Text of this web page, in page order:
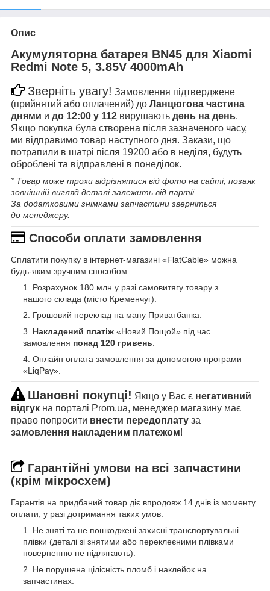
Опис
Акумуляторна батарея BN45 для Xiaomi
Redmi Note 5, 3.85V 4000mAh
Зверніть увагу! Замовлення підтверджене
(прийнятий або оплачений) до Ланцюгова частина
днями и до 12:00 у 112 вирушають день на день.
Якщо покупка була створена після зазначеного часу,
ми відправимо товар наступного дня. Закази, що
потрапили в шатрі після 19200 або в неділя, будуть
оброблені та відправлені в понеділок.
* Товар може трохи відрізнятися від фото на сайті, позаяк
зовнішній вигляд деталі залежить від партії.
За додатковими знімками запчастини зверніться
до менеджеру.
Способи оплати замовлення
Сплатити покупку в інтернет-магазині «FlatCable» можна
будь-яким зручним способом:
Розрахунок 180 млн у разі самовитягу товару з
нашого склада (місто Кременчуг).
Грошовий переклад на мапу Приватбанка.
Накладений платіж «Новий Пощой» під час
замовлення понад 120 гривень
Онлайн оплата замовлення за допомогою програми
«LiqPay».
Шановні покупці! Якщо у Вас є негативний
відгук на порталі Prom.ua, менеджер магазину має
право попросити внести передоплату за
замовлення накладеним платежом!
Гарантійні умови на всі запчастини
(крім мікросхем)
Гарантія на придбаний товар діє впродовж 14 днів із моменту
оплати, у разі дотримання таких умов:
Не зняті та не пошкоджені захисні транспортувальні
плівки (деталі зі знятими або переклеєними плівками
поверненню не підлягають).
Не порушена цілісність пломб і наклейок на
запчастинах.